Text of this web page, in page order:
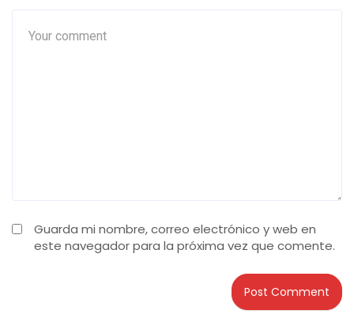
Guarda mi nombre, correo electrónico y web en
este navegador para la próxima vez que comente.